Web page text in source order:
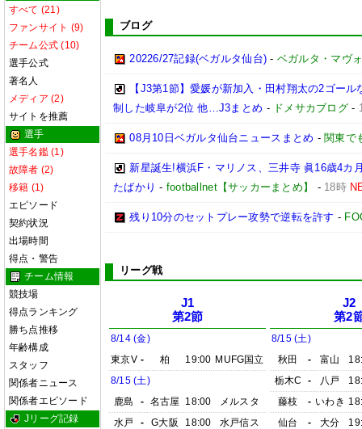
すべて (21)
ファンサイト (9)
チーム公式 (10)
選手公式
著名人
メディア (2)
サイトを推薦
選手
選手名鑑 (1)
故障者 (2)
移籍 (1)
エピソード
契約状況
出場時間
得点・警告
チーム情報
競技場
得点ランキング
勝ち点推移
年齢構成
スタッフ
関係者ニュース
関係者エピソード
Jリーグ記録
ブログ
20226/27記録(ベガルタ仙台) - ベガルタ・マヴ
【J3第1節】愛媛が新加入・田村翔太の2ゴー
制した岐阜が2位 他…J3まとめ - ドメサカブログ-
08月10日ベガルタ仙台ニュースまとめ - 関東で
新星誕生!横浜F・マリノス、三井寺 眞16歳4カ
たばかり - footballnet【サッカーまとめ】 - 18時
残り10分のセットプレー攻勢で逆転を許す -
リーグ戦
J1
第2節
8/14 (金)
東京V - 柏 19:00 MUFG国立
8/15 (土)
鹿島
- 名古屋 18:00
メルスタ
水戸
- G大阪 18:00
水戸信ス
J2
第2
8/15 (土)
秋田
- 富山
栃木C
- 八戸
藤枝
- いわき
仙台
- 大分